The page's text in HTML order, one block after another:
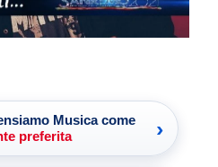
Musica come
preferita
›